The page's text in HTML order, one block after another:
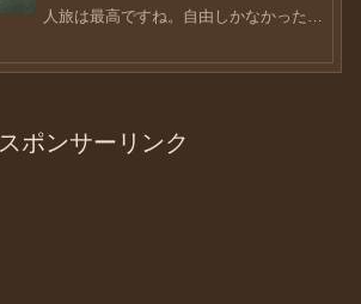
人旅は最高ですね。自由しかなかったで
ち寄った店で面白い靴との出会いがあっ
ャックテ...
スポンサーリンク